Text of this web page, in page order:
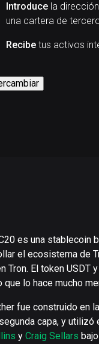
Introduce la
una cartera de
Recibe tus activos
es una stablecoin
el ecosistema de
Tron. El token USDT
que lo hace mucho
fue construido en
capa, y
y Craig Sellars